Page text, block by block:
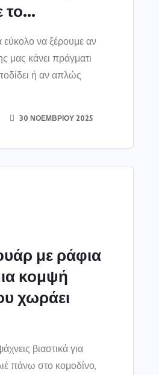
το...
εύκολο να ξέρουμε αν
μας κάνει πράγματι
ή αν απλώς
30 ΝΟΕΜΒΡΊΟΥ 2025
με ράφια
κομψή
χωράει
βιαστικά για
πάνω στο κομοδίνο,